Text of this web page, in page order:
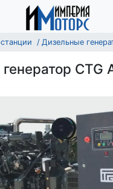
Дизельные
CTG